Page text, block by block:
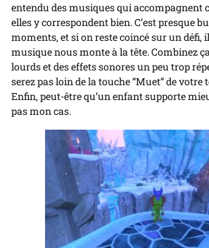
entendu des musiques qui accompagnent
elles y correspondent bien. C’est presque
moments, et si on reste coincé sur un défi,
musique nous monte à la tête. Combinez
lourds et des effets sonores un peu trop
serez pas loin de la touche “Muet” de votre
Enfin, peut-être qu’un enfant supporte
pas mon cas.